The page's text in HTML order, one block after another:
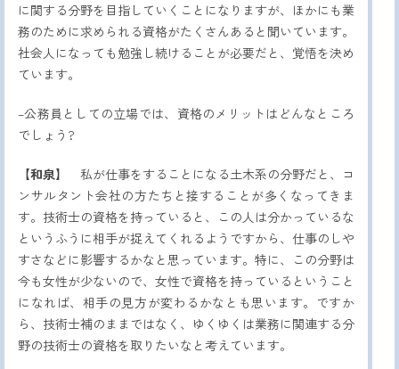
に関する分野を目指していくことになりますが、ほかにも業
務のために求められる資格がたくさんあると聞いています。
社会人になっても勉強し続けることが必要だと、覚悟を決め
ています。
–公務員としての立場では、資格のメリットはどんなところ
でしょう?
【和泉】 私が仕事をすることになる土木系の分野だと、コ
ンサルタント会社の方たちと接することが多くなってきま
す。技術士の資格を持っていると、この人は分かっているな
というふうに相手が捉えてくれるようですから、仕事のしや
すさなどに影響するかなと思っています。特に、この分野は
今も女性が少ないので、女性で資格を持っているということ
になれば、相手の見方が変わるかなとも思います。ですか
ら、技術士補のままではなく、ゆくゆくは業務に関連する分
野の技術士の資格を取りたいなと考えています。